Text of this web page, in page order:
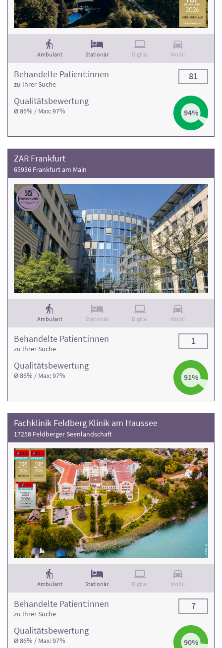
Ambulant Stationär Digital Mobil
Qualitäts­bewertung
Ø 86% / Max: 97% 94%
Behandelte Patient:innen
zu Ihrer Suche
81
ZAR Frankfurt
65936 Frankfurt am Main
Ambulant Stationär Digital Mobil
Qualitäts­bewertung
Ø 86% / Max: 97% 91%
Behandelte Patient:innen
zu Ihrer Suche
1
Fachklinik Feldberg Klinik am Haussee
17258 Feldberger Seenlandschaft
Ambulant Stationär Digital Mobil
Qualitäts­bewertung
Ø 86% / Max: 97% 90%
Behandelte Patient:innen
zu Ihrer Suche
7